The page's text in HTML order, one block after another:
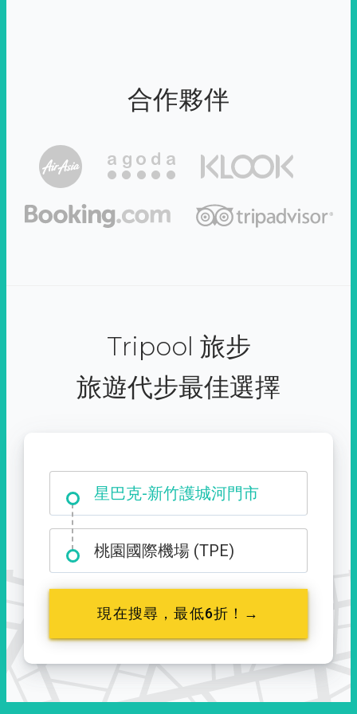
合作夥伴
Tripool 旅步
旅遊代步最佳選擇
大霸尖山登山口
桃園國際機場 (TPE)
現在搜尋，最低6折！→